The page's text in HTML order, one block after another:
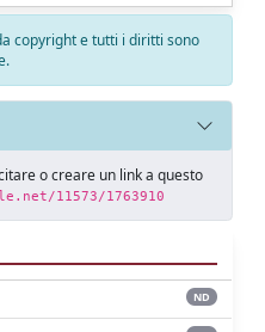
copyright e tutti i diritti sono
o creare un link a questo
11573/1763910
ND